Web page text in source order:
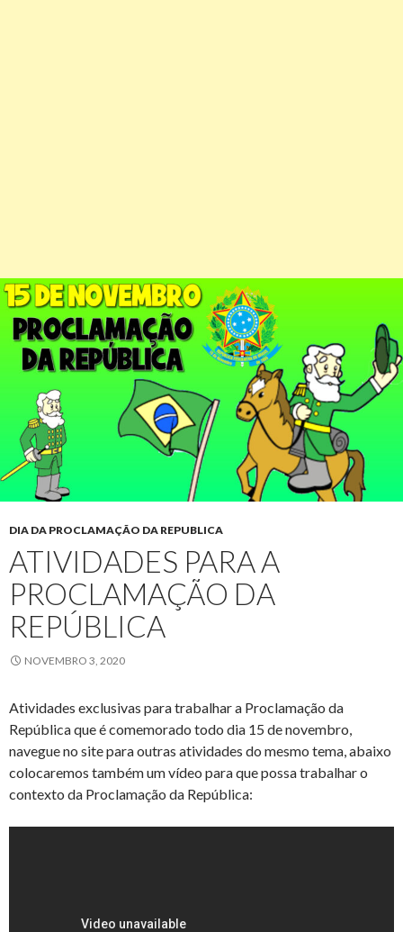
DIA DA PROCLAMAÇÃO DA REPUBLICA
ATIVIDADES PARA A
PROCLAMAÇÃO DA
REPÚBLICA
NOVEMBRO 3, 2020
Atividades exclusivas para trabalhar a Proclamação da
República que é comemorado todo dia 15 de novembro,
navegue no site para outras atividades do mesmo tema, abaixo
colocaremos também um vídeo para que possa trabalhar o
contexto da Proclamação da República: